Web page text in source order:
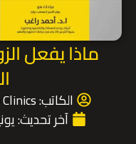
ماذا يفعل
الكاتب:
آخر تحديث:يونيو